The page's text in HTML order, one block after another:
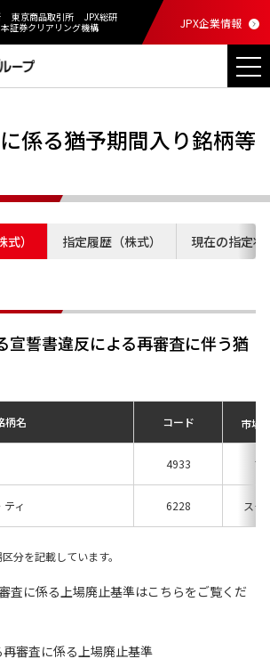
東京商品取引所
JPX総研
証券クリアリング機構 JPX企業情報
係る猶予期間入り銘柄等
） 指定履歴（株式） 現在の指定
宣誓書違反による再審査に伴う猶
柄名 コード 市場
4933 プ
ティ 6228 スタ
分を記載しています。
査に係る上場廃止基準はこちらをご覧くだ
審査に係る上場廃止基準